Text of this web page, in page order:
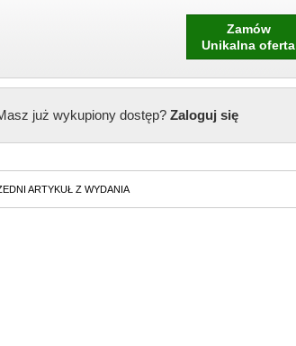
Zamów
Unikalna oferta
już wykupiony dostęp?Zaloguj się
ARTYKUŁ Z WYDANIA